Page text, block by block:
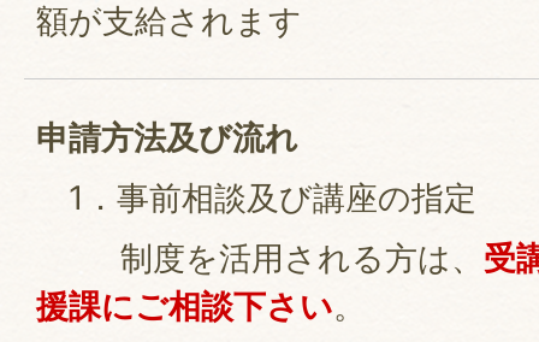
額が支給されます
申請方法及び流れ
1．事前相談及び講座の指定
制度を活用される方は、 受
援課にご相談下さい。